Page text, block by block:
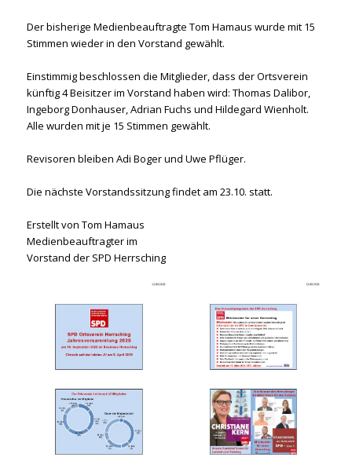
Der bisherige Medienbeauftragte Tom Hamaus wurde mit 15
Stimmen wieder in den Vorstand gewählt.
Einstimmig beschlossen die Mitglieder, dass der Ortsverein
künftig 4 Beisitzer im Vorstand haben wird: Thomas Dalibor,
Ingeborg Donhauser, Adrian Fuchs und Hildegard Wienholt.
Alle wurden mit je 15 Stimmen gewählt.
Revisoren bleiben Adi Boger und Uwe Pflüger.
Die nächste Vorstandssitzung findet am 23.10. statt.
Erstellt von Tom Hamaus
Medienbeauftragter im
Vorstand der SPD Herrsching